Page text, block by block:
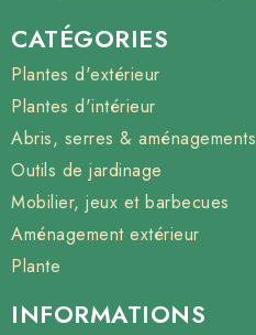
CATÉGORIES
Plantes d'extérieur
Plantes d'intérieur
Abris, serres & aménagements
Outils de jardinage
Mobilier, jeux et barbecues
Aménagement extérieur
Plante
INFORMATIONS